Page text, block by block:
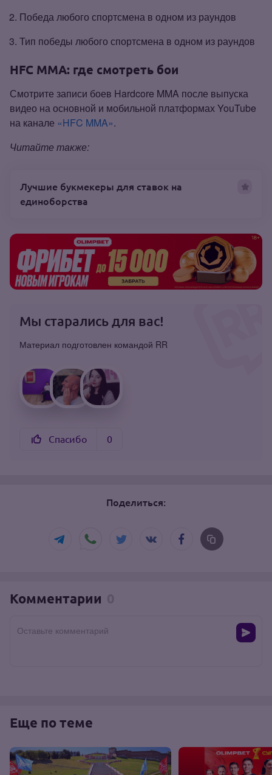
Победа любого спортсмена в одном из раундов
Тип победы любого спортсмена в одном из раундов
HFC MMA: где смотреть бои
Смотрите записи боев Hardcore MMA после выпуска
видео на основной и мобильной платформах YouTube
на канале «HFC MMA».
Читайте также:
Лучшие букмекеры для ставок на
единоборства
Мы старались для вас!
Материал подготовлен командой RR
Спасибо 0
Поделиться:
Комментарии
Оставьте комментарий
Еще по теме